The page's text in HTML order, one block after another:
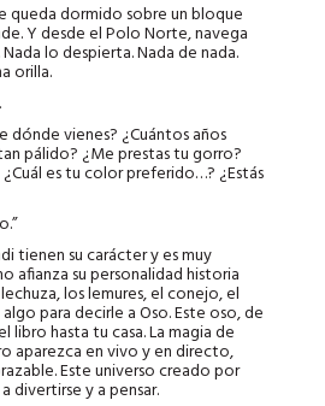
queda dormido sobre un bloque
Y desde el Polo Norte, navega
lo despierta. Nada de nada.
orilla.
dónde vienes? ¿Cuántos años
pálido? ¿Me prestas tu gorro?
¿Cuál es tu color preferido…? ¿Estás
tienen su carácter y es muy
afianza su personalidad historia
los lemures, el conejo, el
para decirle a Oso. Este oso, de
hasta tu casa. La magia de
aparezca en vivo y en directo,
Este universo creado por
divertirse y a pensar.